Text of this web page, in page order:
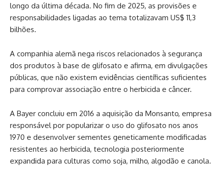
longo da última década. No fim de 2025, as provisões e
responsabilidades ligadas ao tema totalizavam US$ 11,3
bilhões.
A companhia alemã nega riscos relacionados à segurança
dos produtos à base de glifosato e afirma, em divulgações
públicas, que não existem evidências científicas suficientes
para comprovar associação entre o herbicida e câncer.
A Bayer concluiu em 2016 a aquisição da Monsanto, empresa
responsável por popularizar o uso do glifosato nos anos
1970 e desenvolver sementes geneticamente modificadas
resistentes ao herbicida, tecnologia posteriormente
expandida para culturas como soja, milho, algodão e canola.